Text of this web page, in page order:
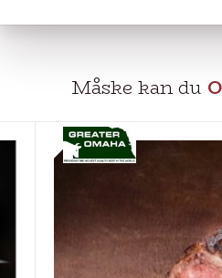
Måske kan du